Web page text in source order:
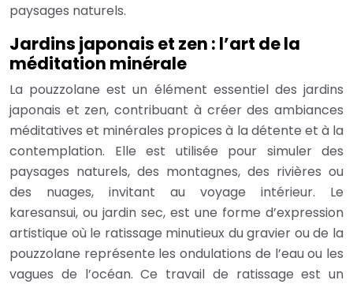
paysages naturels.
Jardins japonais et zen : l’art de la
méditation minérale
La pouzzolane est un élément essentiel des jardins
japonais et zen, contribuant à créer des ambiances
méditatives et minérales propices à la détente et à la
contemplation. Elle est utilisée pour simuler des
paysages naturels, des montagnes, des rivières ou
des nuages, invitant au voyage intérieur. Le
karesansui, ou jardin sec, est une forme d’expression
artistique où le ratissage minutieux du gravier ou de la
pouzzolane représente les ondulations de l’eau ou les
vagues de l’océan. Ce travail de ratissage est un